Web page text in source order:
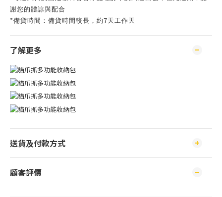
謝您的體諒與配合
*備貨時間：備貨時間較長，約7天工作天
了解更多
送貨及付款方式
顧客評價